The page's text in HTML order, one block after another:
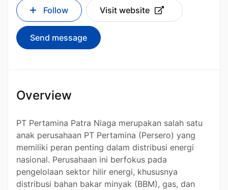
Follow Visit website
Send message
Overview
PT Pertamina Patra Niaga merupakan salah satu
anak perusahaan PT Pertamina (Persero) yang
memiliki peran penting dalam distribusi energi
nasional. Perusahaan ini berfokus pada
pengelolaan sektor hilir energi, khususnya
distribusi bahan bakar minyak (BBM), gas, dan